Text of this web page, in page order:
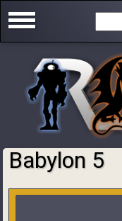
Sie sind hier
Babylon 5